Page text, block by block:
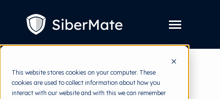
This website stores cookies on your computer. These
cookies are used to collect information about how you
interact with our website and with this we can remember
Toggle
Layanan
children
for
Layanan
Harga back to HRMI